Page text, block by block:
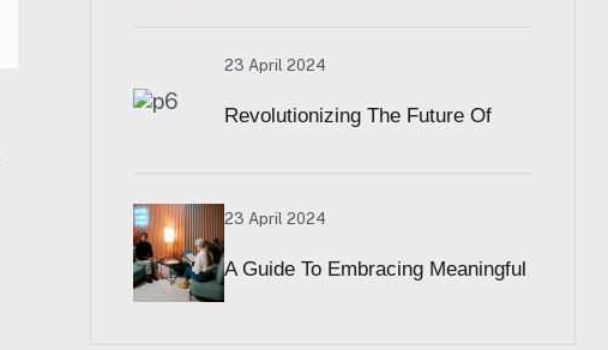
23 April 2024
Revolutionizing The Future Of
23 April 2024
A Guide To Embracing Meaningful